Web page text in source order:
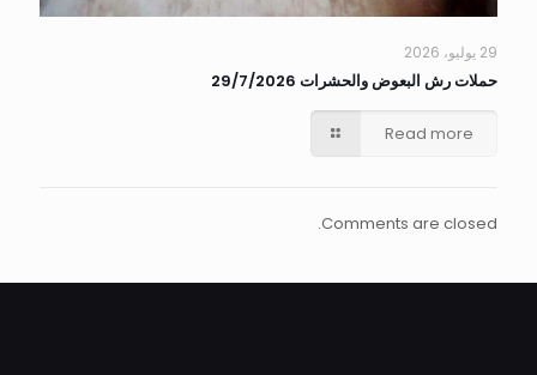
29 يوليو، 2026
حملات رش البعوض والحشرات 29/7/2026
Read more
Comments are closed.